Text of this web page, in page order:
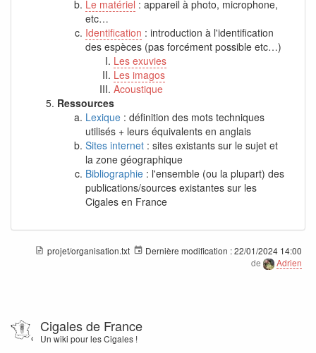
Le matériel : appareil à photo, microphone,
etc…
Identification : introduction à l'identification
des espèces (pas forcément possible etc…)
Les exuvies
Les imagos
Acoustique
Ressources
Lexique : définition des mots techniques
utilisés + leurs équivalents en anglais
Sites internet : sites existants sur le sujet et
la zone géographique
Bibliographie : l'ensemble (ou la plupart) des
publications/sources existantes sur les
Cigales en France
projet/organisation.txt Dernière modification :22/01/2024 14:00
de
Adrien
Cigales de France
Un wiki pour les Cigales !